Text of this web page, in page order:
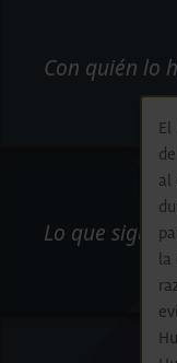
Con quién lo
Lo que sigue
al
la